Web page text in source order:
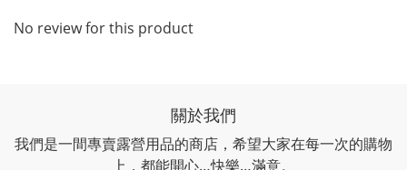
No review for this product
關於我們
我們是一間專賣露營用品的商店，希望大家在每一次的購物
上，都能開心…快樂…滿意。